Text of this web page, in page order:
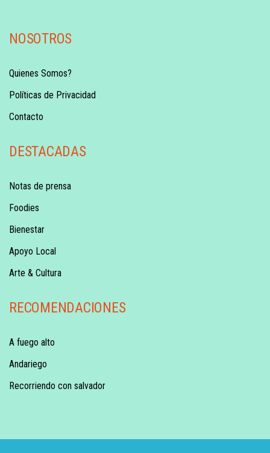
NOSOTROS
Quienes Somos?
Políticas de Privacidad
Contacto
DESTACADAS
Notas de prensa
Foodies
Bienestar
Apoyo Local
Arte & Cultura
RECOMENDACIONES
A fuego alto
Andariego
Recorriendo con salvador